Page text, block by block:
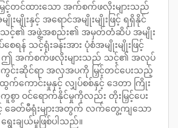
မြှင့်တင်ထားသော အက်စက်ဖလိုးများသည်
ျိုးနှင့် အရောင်အမျိုးမျိုးဖြင့် ရရှိနိုင်
သင့်၏ အဖွဲ့အစည်း၏ အမှတ်တံဆိပ် အမျိုး
ရန် သင့်ရုံးခန်းအား ပုံစံအမျိုးမျိုးဖြင့်
ဤ အက်စက်ဖလိုးများသည် သင့်၏ အလုပ်
ကွင်းဆိုင်ရာ အလှအပကို မြှင့်တင်ပေးသည့်
ကောင်းမှုနှင့် လျှပ်စစ်နှင့် ဒေတာ ကြိုး
ာ ဝင်ရောက်နိုင်မှုကိုလည်း တိုးမြှင့်ပေး
ခေတ်မီရုံးများအတွက် လက်တွေ့ကျသော
ရွေးချယ်မှုဖြစ်ပါသည်။